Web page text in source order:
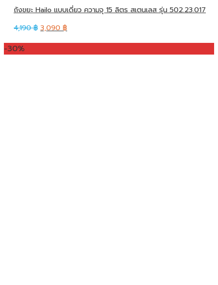
ถังขยะ Hailo แบบเดี่ยว ความจุ 15 ลิตร สเตนเลส รุ่น 502.23.017
4,190฿ 3,090 ฿
-30%